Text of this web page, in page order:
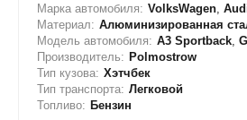
Марка автомобиля: VolksWagen,
Материал: Алюминизированная
Модель автомобиля: A3 Sportback,
Производитель: Polmostrow
Тип кузова: Хэтчбек
Тип транспорта: Легковой
Топливо: Бензин